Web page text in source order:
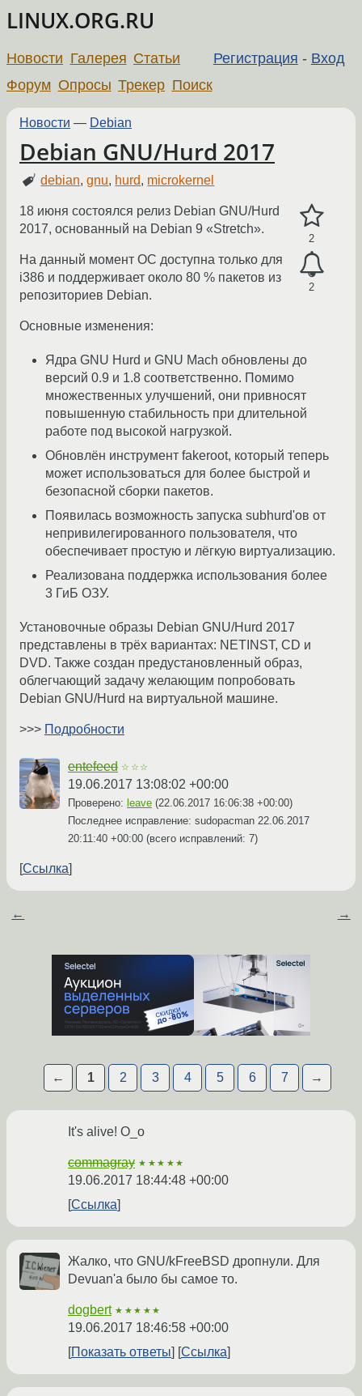
LINUX.ORG.RU
Регистрация - Вход
Новости Галерея Статьи
Форум Опросы Трекер Поиск
Новости — Debian
Debian GNU/Hurd 2017
debian,gnu, hurd, microkernel
2
2
18 июня состоялся релиз Debian GNU/Hurd
2017, основанный на Debian 9 «Stretch».
На данный момент ОС доступна только для
i386 и поддерживает около 80 % пакетов из
репозиториев Debian.
Основные изменения:
Ядра GNU Hurd и GNU Mach обновлены до
версий 0.9 и 1.8 соответственно. Помимо
множественных улучшений, они привносят
повышенную стабильность при длительной
работе под высокой нагрузкой.
Обновлён инструмент fakeroot, который теперь
может использоваться для более быстрой и
безопасной сборки пакетов.
Появилась возможность запуска subhurd'ов от
непривилегированного пользователя, что
обеспечивает простую и лёгкую виртуализацию.
Реализована поддержка использования более
3 ГиБ ОЗУ.
Установочные образы Debian GNU/Hurd 2017
представлены в трёх вариантах: NETINST, CD и
DVD. Также создан предустановленный образ,
облегчающий задачу желающим попробовать
Debian GNU/Hurd на виртуальной машине.
>>> Подробности
entefeed ☆☆☆
19.06.2017 13:08:02 +00:00
Проверено: leave (22.06.2017 16:06:38 +00:00)
Последнее исправление: sudopacman 22.06.2017
20:11:40 +00:00 (всего исправлений: 7)
Ссылка
← →
← 1 2 3 4 5 6 7 →
It's alive! O_o
commagray ★★★★★
19.06.2017 18:44:48 +00:00
Ссылка
Жалко, что GNU/kFreeBSD дропнули. Для
Devuan'а было бы самое то.
dogbert ★★★★★
19.06.2017 18:46:58 +00:00
Показать ответы
Ссылка